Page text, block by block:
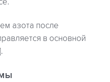
азота после
в основной